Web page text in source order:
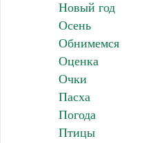
Новый год
Осень
Обнимемся
Оценка
Очки
Пасха
Погода
Птицы